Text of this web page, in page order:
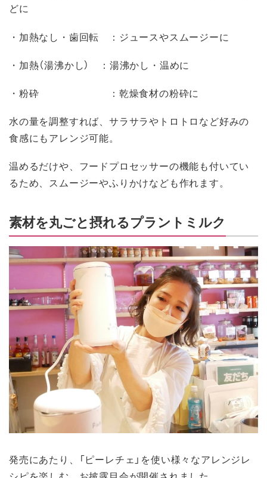
どに
・加熱なし・歯回転 ：ジュースやスムージーに
・加熱（湯沸かし） ：湯沸かし・温めに
・粉砕 ：乾燥食材の粉砕に
水の量を調整すれば、サラサラやトロトロなど好みの
食感にもアレンジ可能。
温めるだけや、フードプロセッサーの機能も付いてい
るため、スムージーやふりかけなども作れます。
素材を丸ごと摂れるプラントミルク
発売にあたり、「ピーレチェ」を使い様々なアレンジレ